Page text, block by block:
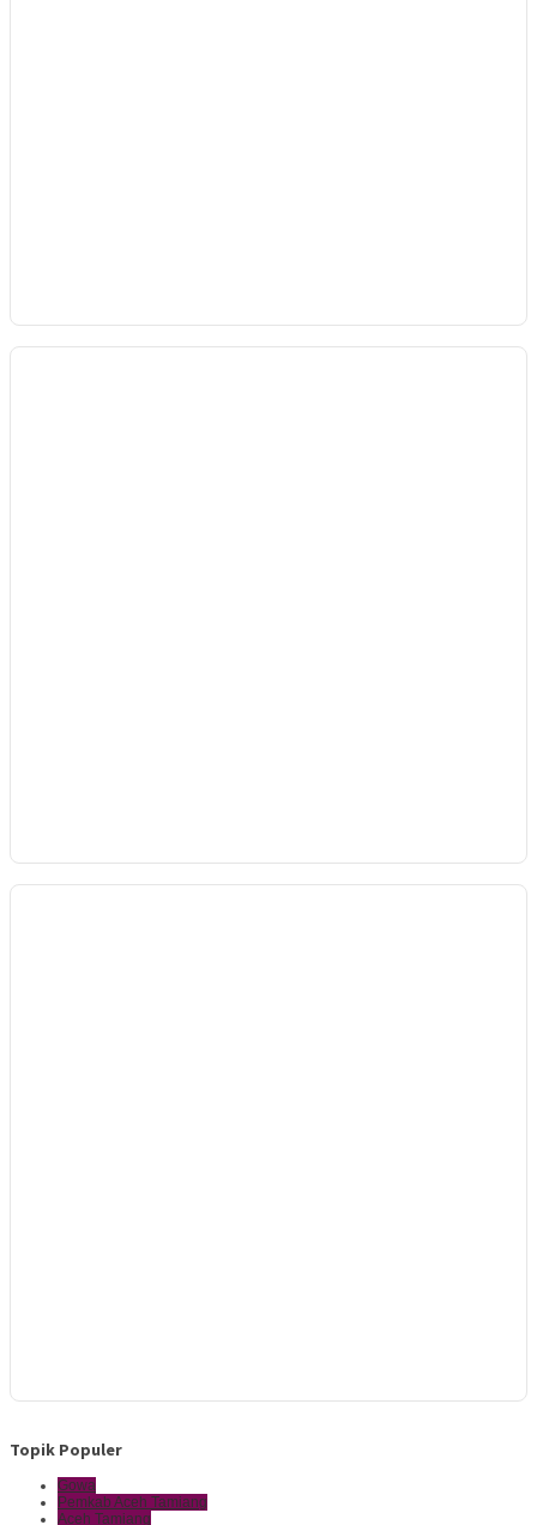
Topik Populer
Gowa
Pemkab Aceh Tamiang
Aceh Tamiang